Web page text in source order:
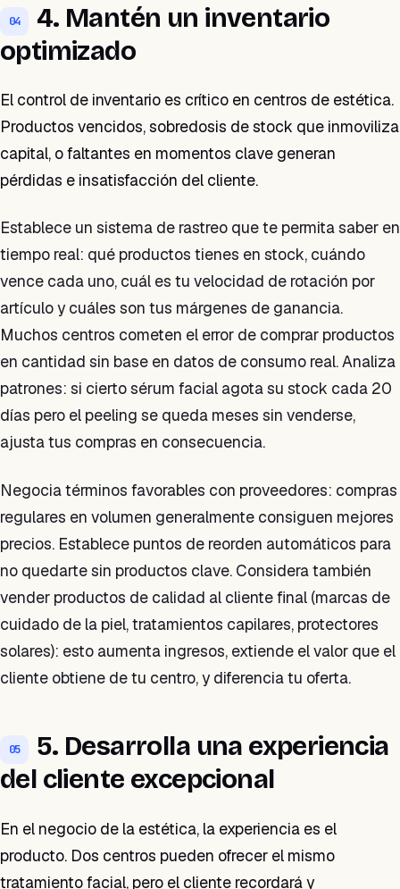
04
4. Mantén un inventario
optimizado
El control de inventario es crítico en centros de estética.
Productos vencidos, sobredosis de stock que inmoviliza
capital, o faltantes en momentos clave generan
pérdidas e insatisfacción del cliente.
Establece un sistema de rastreo que te permita saber en
tiempo real: qué productos tienes en stock, cuándo
vence cada uno, cuál es tu velocidad de rotación por
artículo y cuáles son tus márgenes de ganancia.
Muchos centros cometen el error de comprar productos
en cantidad sin base en datos de consumo real. Analiza
patrones: si cierto sérum facial agota su stock cada 20
días pero el peeling se queda meses sin venderse,
ajusta tus compras en consecuencia.
Negocia términos favorables con proveedores: compras
regulares en volumen generalmente consiguen mejores
precios. Establece puntos de reorden automáticos para
no quedarte sin productos clave. Considera también
vender productos de calidad al cliente final (marcas de
cuidado de la piel, tratamientos capilares, protectores
solares): esto aumenta ingresos, extiende el valor que el
cliente obtiene de tu centro, y diferencia tu oferta.
05
5. Desarrolla una experiencia
del cliente excepcional
En el negocio de la estética, la experiencia es el
producto. Dos centros pueden ofrecer el mismo
tratamiento facial, pero el cliente recordará y